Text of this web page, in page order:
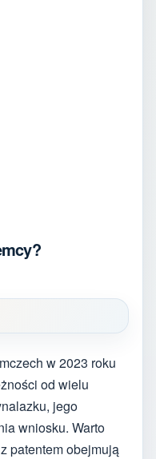
w 2023 roku
od wielu
jego
wniosku. Warto
patentem obejmują